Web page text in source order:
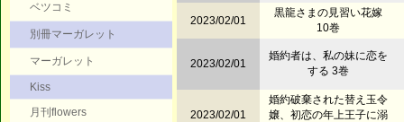
ベツコミ
別冊マーガレット
マーガレット
Kiss
月刊flowers
2023/02/01
黒龍さまの見習い花嫁
10巻
2023/02/01
婚約者は、私の妹に恋を
する 3巻
2023/02/01
婚約破棄された替え玉令
嬢、初恋の年上王子に溺